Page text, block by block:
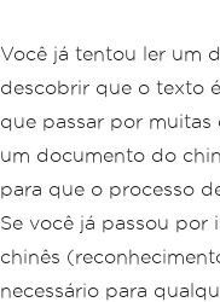
Você já tentou ler um
descobrir que o texto
que passar por muitas
um documento do
para que o processo
Se você já passou por
chinês
necessário para